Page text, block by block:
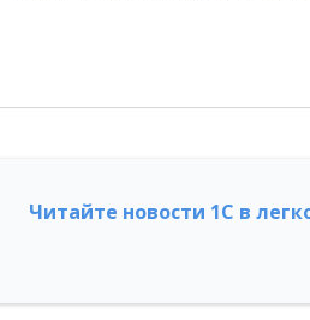
Читайте новости 1С в